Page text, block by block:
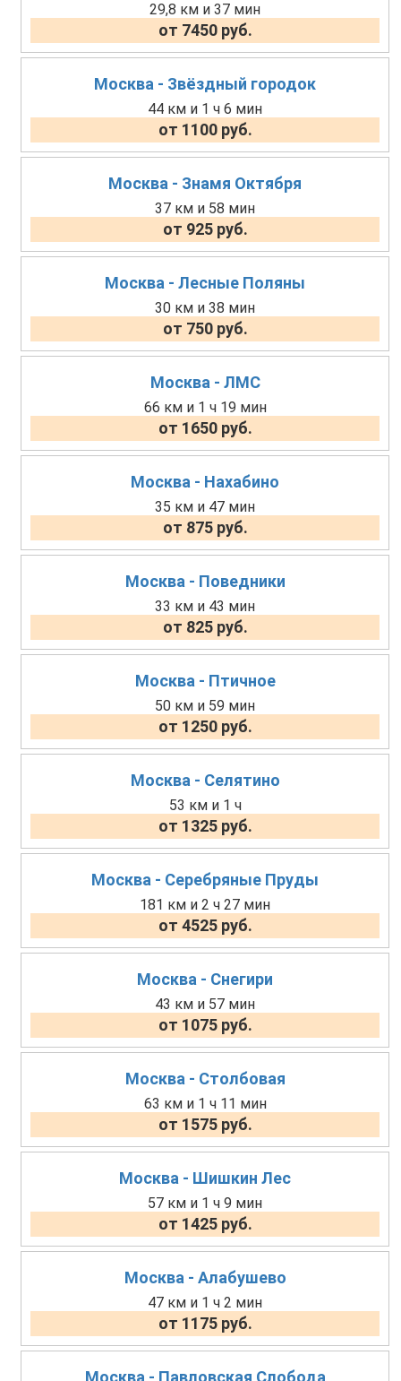
29,8 км и 37 мин
от 7450 руб.
Москва - Звёздный городок
44 км и 1 ч 6 мин
от 1100 руб.
Москва - Знамя Октября
37 км и 58 мин
от 925 руб.
Москва - Лесные Поляны
30 км и 38 мин
от 750 руб.
Москва - ЛМС
66 км и 1 ч 19 мин
от 1650 руб.
Москва - Нахабино
35 км и 47 мин
от 875 руб.
Москва - Поведники
33 км и 43 мин
от 825 руб.
Москва - Птичное
50 км и 59 мин
от 1250 руб.
Москва - Селятино
53 км и 1 ч
от 1325 руб.
Москва - Серебряные Пруды
181 км и 2 ч 27 мин
от 4525 руб.
Москва - Снегири
43 км и 57 мин
от 1075 руб.
Москва - Столбовая
63 км и 1 ч 11 мин
от 1575 руб.
Москва - Шишкин Лес
57 км и 1 ч 9 мин
от 1425 руб.
Москва - Алабушево
47 км и 1 ч 2 мин
от 1175 руб.
Москва - Павловская Слобода